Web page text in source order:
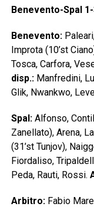
Benevento-Spal
Benevento:
Improta (10’st
Tosca, Carfora,
disp.: Manfredini,
Glik, Nwankwo,
Spal:Alfonso,
Zanellato), Arena,
(31’st Tunjov),
Fiordaliso,
Peda, Rauti, Rossi.
Arbitro:Fabio